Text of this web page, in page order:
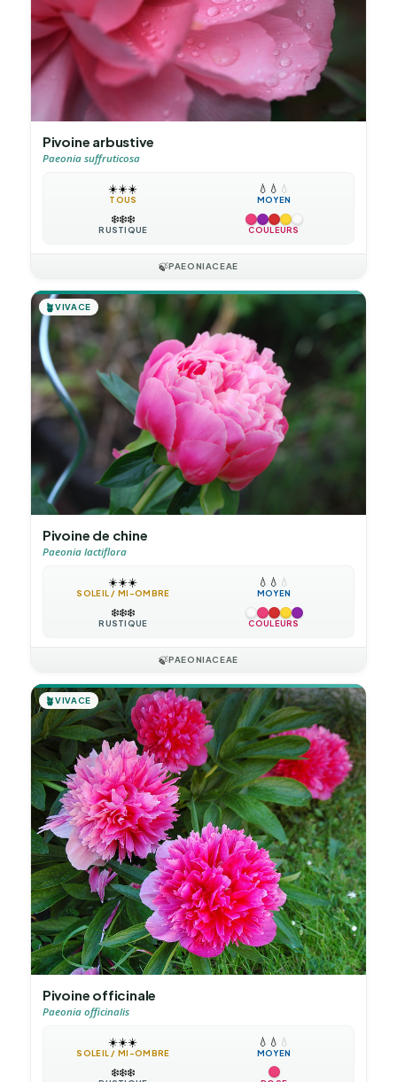
Pivoine arbustive
Paeonia suffruticosa
☀️☀️☀️
TOUS
💧 💧 💧
MOYEN
❄️❄️❄️
RUSTIQUE COULEURS
🍃PAEONIACEAE
🪴VIVACE
Pivoine de chine
Paeonia lactiflora
☀️☀️☀️
SOLEIL / MI-OMBRE
💧 💧 💧
MOYEN
❄️❄️❄️
RUSTIQUE COULEURS
🍃PAEONIACEAE
🪴VIVACE
Pivoine officinale
Paeonia officinalis
☀️☀️☀️
SOLEIL / MI-OMBRE
💧 💧 💧
MOYEN
❄️❄️❄️